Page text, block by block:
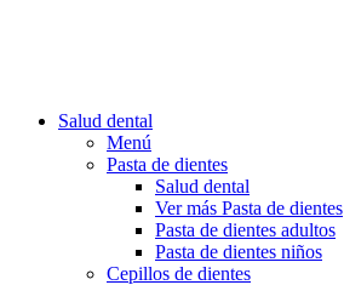
Salud dental
Menú
Pasta de dientes
Salud dental
Ver más Pasta de dientes
Pasta de dientes adultos
Pasta de dientes niños
Cepillos de dientes